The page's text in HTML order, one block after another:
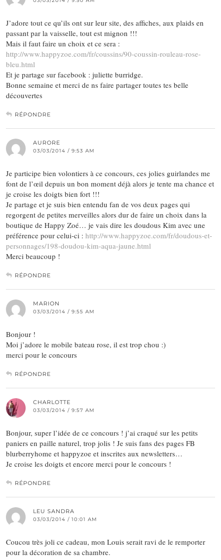
J’adore tout ce qu’ils ont sur leur site, des affiches, aux plaids en
passant par la vaisselle, tout est mignon !!!
Mais il faut faire un choix et ce sera :
http://www.happyzoe.com/fr/coussins/90-coussin-rouleau-rose-
bleu.html
Et je partage sur facebook : juliette burridge.
Bonne semaine et merci de ns faire partager toutes tes belle
découvertes
RÉPONDRE
AURORE
03/03/2014 / 9:53 AM
Je participe bien volontiers à ce concours, ces jolies guirlandes me
font de l’œil depuis un bon moment déjà alors je tente ma chance et
je croise les doigts bien fort !!!
Je partage et je suis bien entendu fan de vos deux pages qui
regorgent de petites merveilles alors dur de faire un choix dans la
boutique de Happy Zoé… je vais dire les doudous Kim avec une
préférence pour celui-ci : http://www.happyzoe.com/fr/doudous-et-
personnages/198-doudou-kim-aqua-jaune.html
Merci beaucoup !
RÉPONDRE
MARION
03/03/2014 / 9:55 AM
Bonjour !
Moi j’adore le mobile bateau rose, il est trop chou :)
merci pour le concours
RÉPONDRE
CHARLOTTE
03/03/2014 / 9:57 AM
Bonjour, super l’idée de ce concours ! j’ai craqué sur les petits
paniers en paille naturel, trop jolis ! Je suis fans des pages FB
blurberryhome et happyzoe et inscrites aux newsletters…
Je croise les doigts et encore merci pour le concours !
RÉPONDRE
LEU SANDRA
03/03/2014 / 10:01 AM
Coucou très joli ce cadeau, mon Louis serait ravi de le remporter
pour la décoration de sa chambre.